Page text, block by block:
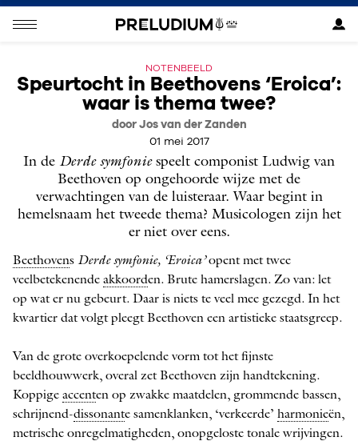
NOTENBEELD
Speurtocht in Beethovens ‘Eroica’:
waar is thema twee?
door Jos van der Zanden
01 mei 2017
In de Derde symfoniespeelt componist Ludwig van
Beethoven op ongehoorde wijze met de
verwachtingen van de luisteraar. Waar begint in
hemelsnaam het tweede thema? Musicologen zijn het
er niet over eens.
Beethovens Derde symfonie, ‘Eroica’opent met twee
veelbetekenende akkoorden. ­Brute hamerslagen. Zo van: let
op wat er nu gebeurt. Daar is niets te veel mee gezegd. In het
kwartier dat volgt pleegt Beethoven een artistieke staatsgreep.
Van de ­grote overkoepelende vorm tot het fijnste
beeldhouwwerk, overal zet Beethoven zijn handtekening.
Koppige accenten op zwakke maatdelen, grommende bassen,
schrijnend-dissonante samenklanken, ‘verkeerde’ harmonieën,
metrische ­on­­regelmatigheden, onopgeloste tonale wrijvingen.